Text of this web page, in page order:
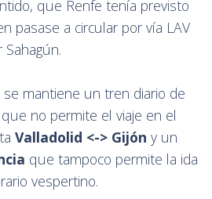
que Renfe tenía previsto
pasase a circular por vía LAV
Sahagún.
mantiene un tren diario de
no permite el viaje en el
Valladolid <-> Gijón y un
que tampoco permite la ida
vespertino.